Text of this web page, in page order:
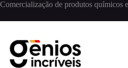
Comercialização de produtos químicos